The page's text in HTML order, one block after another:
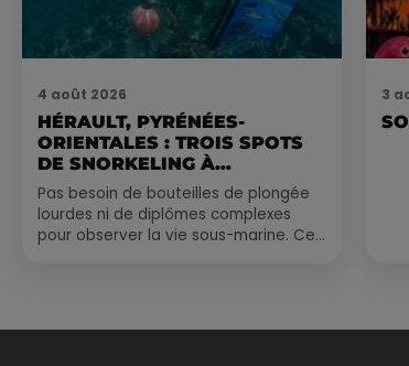
4 août 2026
HÉRAULT, PYRÉNÉES-
ORIENTALES : TROIS SPOTS
DE SNORKELING À
EXPLORER...
Pas besoin de bouteilles de plongée
lourdes ni de diplômes complexes
pour observer la vie sous-marine. Cet
3